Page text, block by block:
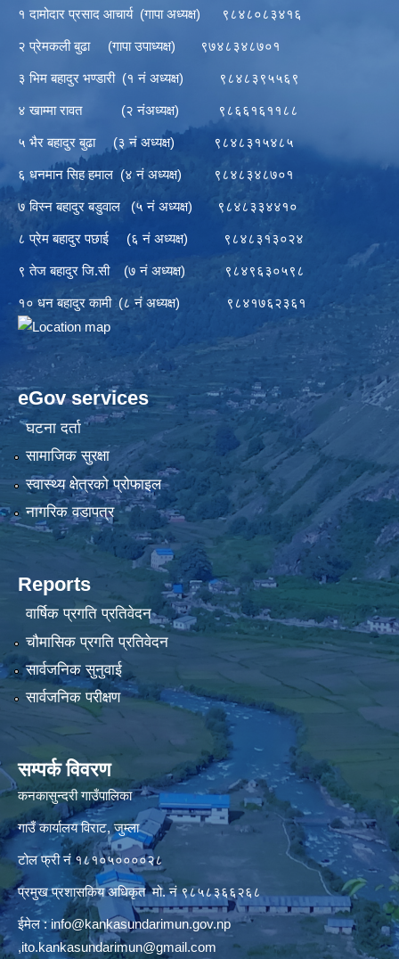
१ दामोदार प्रसाद आचार्य (गापा अध्यक्ष) ९८४८०८३४१६
२ प्रेमकली बुढा (गापा उपाध्यक्ष) ९७४८३४८७०१
३ भिम बहादुर भण्डारी (१ नं अध्यक्ष) ९८४८३९५५६९
४ खाम्मा रावत (२ नंअध्यक्ष) ९८६६१६११८८
५ भैर बहादुर बुढा (३ नं अध्यक्ष) ९८४८३१५४८५
६ धनमान सिह हमाल (४ नं अध्यक्ष) ९८४८३४८७०१
७ विस्न बहादुर बडुवाल (५ नं अध्यक्ष) ९८४८३३४४१०
८ प्रेम बहादुर पछाई (६ नं अध्यक्ष) ९८४८३१३०२४
९ तेज बहादुर जि.सी (७ नं अध्यक्ष) ९८४९६३०५९८
१० धन बहादुर कामी (८ नं अध्यक्ष) ९८४१७६२३६१
eGov services
घटना दर्ता
सामाजिक सुरक्षा
स्वास्थ्य क्षेत्रको प्रोफाइल
नागरिक वडापत्र
Reports
वार्षिक प्रगति प्रतिवेदन
चौमासिक प्रगति प्रतिवेदन
सार्वजनिक सुनुवाई
सार्वजनिक परीक्षण
सम्पर्क विवरण
कनकासुन्दरी गाउँपालिका
गाउँ कार्यालय विराट, जुम्ला
टोल फ्री नं १८१०५००००२८
प्रमुख प्रशासकिय अधिकृत मो. नं ९८५८३६६२६८
ईमेल :info@kankasundarimun.gov.np
,ito.kankasundarimun@gmail.com